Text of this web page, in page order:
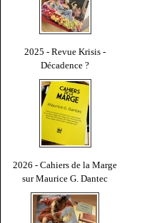
2025 - Revue Krisis -
Décadence ?
2026 - Cahiers de la Marge
sur Maurice G. Dantec